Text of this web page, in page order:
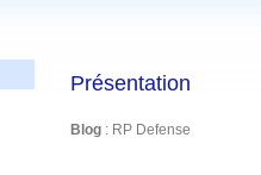
Présentation
Blog : RP Defense